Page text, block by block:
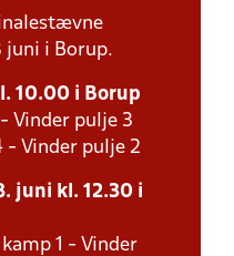
juni i Borup.
10.00 i Borup
Vinder pulje 3
- Vinder pulje 2
juni kl. 12.30 i
1 - Vinder